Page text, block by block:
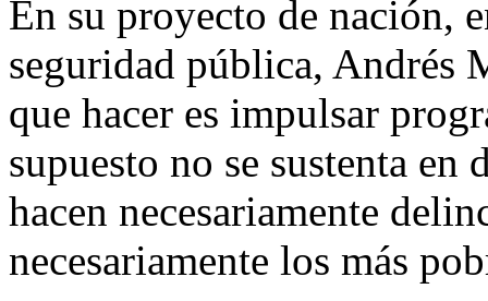
En su proyecto de nación,
seguridad pública, Andrés
que hacer es impulsar
supuesto no se sustenta en
hacen necesariamente
necesariamente los más